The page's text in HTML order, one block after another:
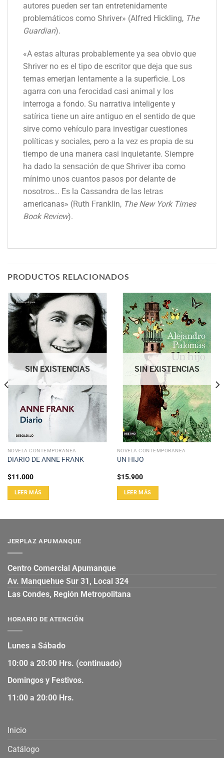
autores pueden ser tan entretenidamente
problemáticos como Shriver» (Alfred Hickling, The
Guardian).
«A estas alturas probablemente ya sea obvio que
Shriver no es el tipo de escritor que deja que sus
temas emerjan lentamente a la superficie. Los
agarra con una ferocidad casi animal y los
interroga a fondo. Su narrativa inteligente y
satírica tiene un aire antiguo en el sentido de que
sirve como vehículo para investigar cuestiones
políticas y sociales, pero a la vez es propia de su
tiempo de una manera casi inquietante. Siempre
ha dado la sensación de que Shriver iba como
mínimo unos cuantos pasos por delante de
nosotros… Es la Cassandra de las letras
americanas» (Ruth Franklin, The New York Times
Book Review).
PRODUCTOS RELACIONADOS
SIN EXISTENCIAS
NOVELA CONTEMPORÁNEA
DIARIO DE ANNE FRANK
$11.000
LEER MÁS
SIN EXISTENCIAS
NOVELA CONTEMPORÁNEA
UN HIJO
$15.900
LEER MÁS
JERPLAZ APUMANQUE
Centro Comercial Apumanque
Av. Manquehue Sur 31, Local 324
Las Condes, Región Metropolitana
HORARIO DE ATENCIÓN
Lunes a Sábado
10:00 a 20:00 Hrs. (continuado)
Domingos y Festivos.
11:00 a 20:00 Hrs.
Inicio
Catálogo